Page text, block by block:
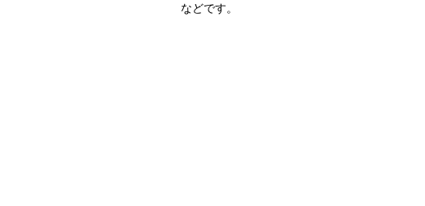
などです。